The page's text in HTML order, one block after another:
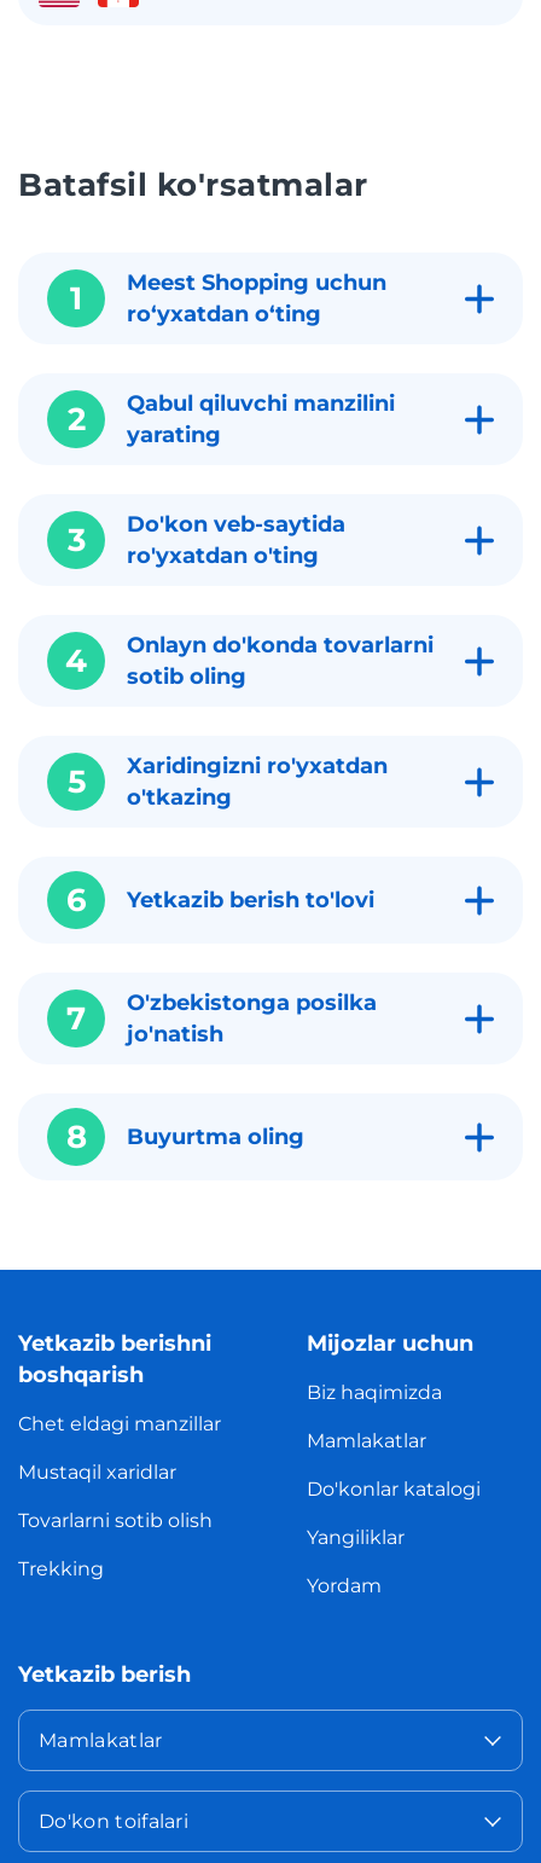
Batafsil ko'rsatmalar
1
Meest Shopping uchun
roʻyxatdan oʻting
2
Qabul qiluvchi manzilini
yarating
3
Do'kon veb-saytida
ro'yxatdan o'ting
4
Onlayn do'konda tovarlarni
sotib oling
5
Xaridingizni ro'yxatdan
o'tkazing
6 Yetkazib berish to'lovi
7
O'zbekistonga posilka
jo'natish
8 Buyurtma oling
Yetkazib berishni
boshqarish
Chet eldagi manzillar
Mustaqil xaridlar
Tovarlarni sotib olish
Trekking
Mijozlar uchun
Biz haqimizda
Mamlakatlar
Do'konlar katalogi
Yangiliklar
Yordam
Yetkazib berish
Mamlakatlar
Do'kon toifalari